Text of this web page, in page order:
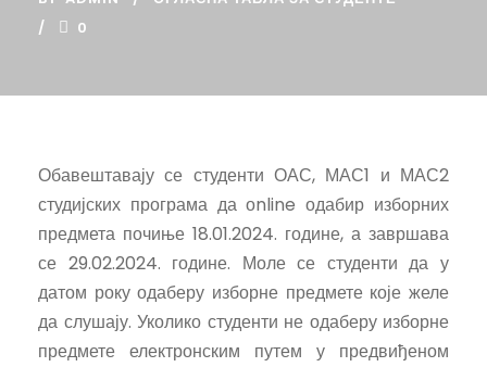
0
Обавештавају се студенти ОАС, МАС1 и МАС2
студијских програма да оnline одабир изборних
предмета почиње 18.01.2024. године, а завршава
се 29.02.2024. године. Моле се студенти да у
датом року одаберу изборне предмете које желе
да слушају. Уколико студенти не одаберу изборне
предмете електронским путем у предвиђеном